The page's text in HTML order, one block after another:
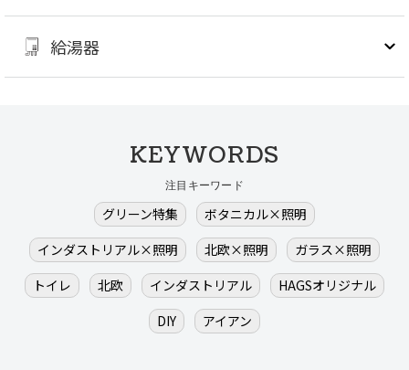
給湯器
KEYWORDS
注目キーワード
グリーン特集
ボタニカル×照明
インダストリアル×照明
北欧×照明
ガラス×照明
トイレ
北欧 インダストリアル
HAGSオリジナル
DIY
アイアン